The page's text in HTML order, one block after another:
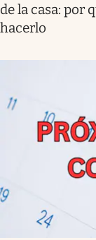
de la casa: por
hacerlo